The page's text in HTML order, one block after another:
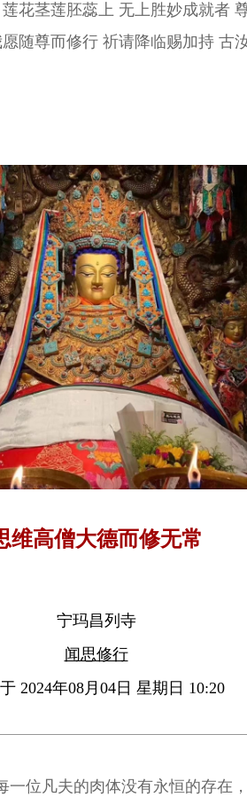
行眷属恒围绕 我愿随尊而修行 祈请降临赐加
维高僧大德而修无常
宁玛昌列寺
闻思修行
2024年08月04日 星期日 10:20
一位凡夫的肉体没有永恒的存在